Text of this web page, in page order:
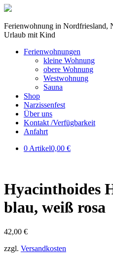
Ferienwohnung in Nordfriesland,
Urlaub mit Kind
Ferienwohnungen
kleine Wohnung
obere Wohnung
Westwohnung
Sauna
Shop
Narzissenfest
Über uns
Kontakt /Verfügbarkeit
Anfahrt
0 Artikel0,00 €
Hyacinthoides
blau, weiß rosa
42,00 €
zzgl. Versandkosten